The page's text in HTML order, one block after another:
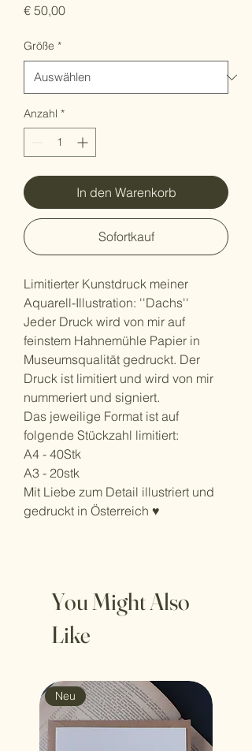
€ 50,00Preis
Größe *
Anzahl *
In den Warenkorb
Sofortkauf
Limitierter Kunstdruck meiner
Aquarell-Illustration: ''Dachs''
Jeder Druck wird von mir auf
feinstem Hahnemühle Papier in
Museumsqualität gedruckt. Der
Druck ist limitiert und wird von mir
nummeriert und signiert.
Das jeweilige Format ist auf
folgende Stückzahl limitiert:
A4 - 40Stk
A3 - 20stk
Mit Liebe zum Detail illustriert und
gedruckt in Österreich ♥
You Might Also
Like
Neu